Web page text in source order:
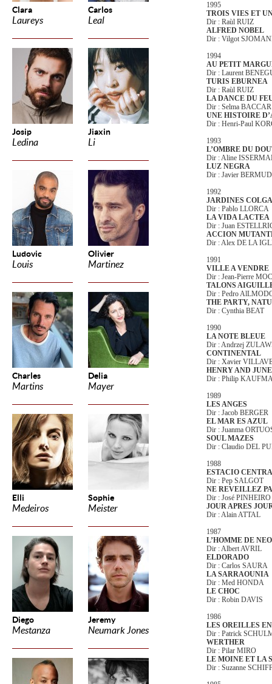
Clara
Laureys
Carlos
Leal
Josip
Ledina
Jiaxin
Li
Ludovic
Louis
Olivier
Martinez
Charles
Martins
Delia
Mayer
Elli
Medeiros
Sophie
Meister
Diego
Mestanza
Jeremy
Neumark Jones
1995
TROIS VIES ET
Dir : Raùl RUIZ
ALFRED NOBEL
Dir : Vilgot
1994
AU PETIT
Dir : Laurent
TURIS EBURNEA
Dir : Raùl RUIZ
LA DANCE DU
Dir : Selma BACCAR
UNE HISTOIRE
Dir : Henri-Paul
1993
L’OMBRE DU
Dir : Aline
LUZ NEGRA
Dir : Javier
1992
JARDINES
Dir : Pablo LLORCA
LA VIDA LACTEA
Dir : Juan
ACCION
Dir : Alex DE LA
1991
VILLE A VENDRE
Dir : Jean-Pierre
TALONS
Dir : Pedro
THE PARTY,
Dir : Cynthia BEAT
1990
LA NOTE BLEUE
Dir : Andrzej
CONTINENTAL
Dir : Xavier
HENRY AND JUNE
Dir : Philip
1989
LES ANGES
Dir : Jacob BERGER
EL MAR ES AZUL
Dir : Juanma
SOUL MAZES
Dir : Claudio DEL
1988
ESTACIO
Dir : Pep SALGOT
NE REVEILLEZ
Dir : José PINHEIRO
JOUR APRES
Dir : Alain ATTAL
1987
L’HOMME DE
Dir : Albert AVRIL
ELDORADO
Dir : Carlos SAURA
LA SARRAOUNIA
Dir : Med HONDA
LE CHOC
Dir : Robin DAVIS
1986
LES OREILLES
Dir : Patrick
WERTHER
Dir : Pilar MIRO
LE MOINE ET LA
Dir : Suzanne